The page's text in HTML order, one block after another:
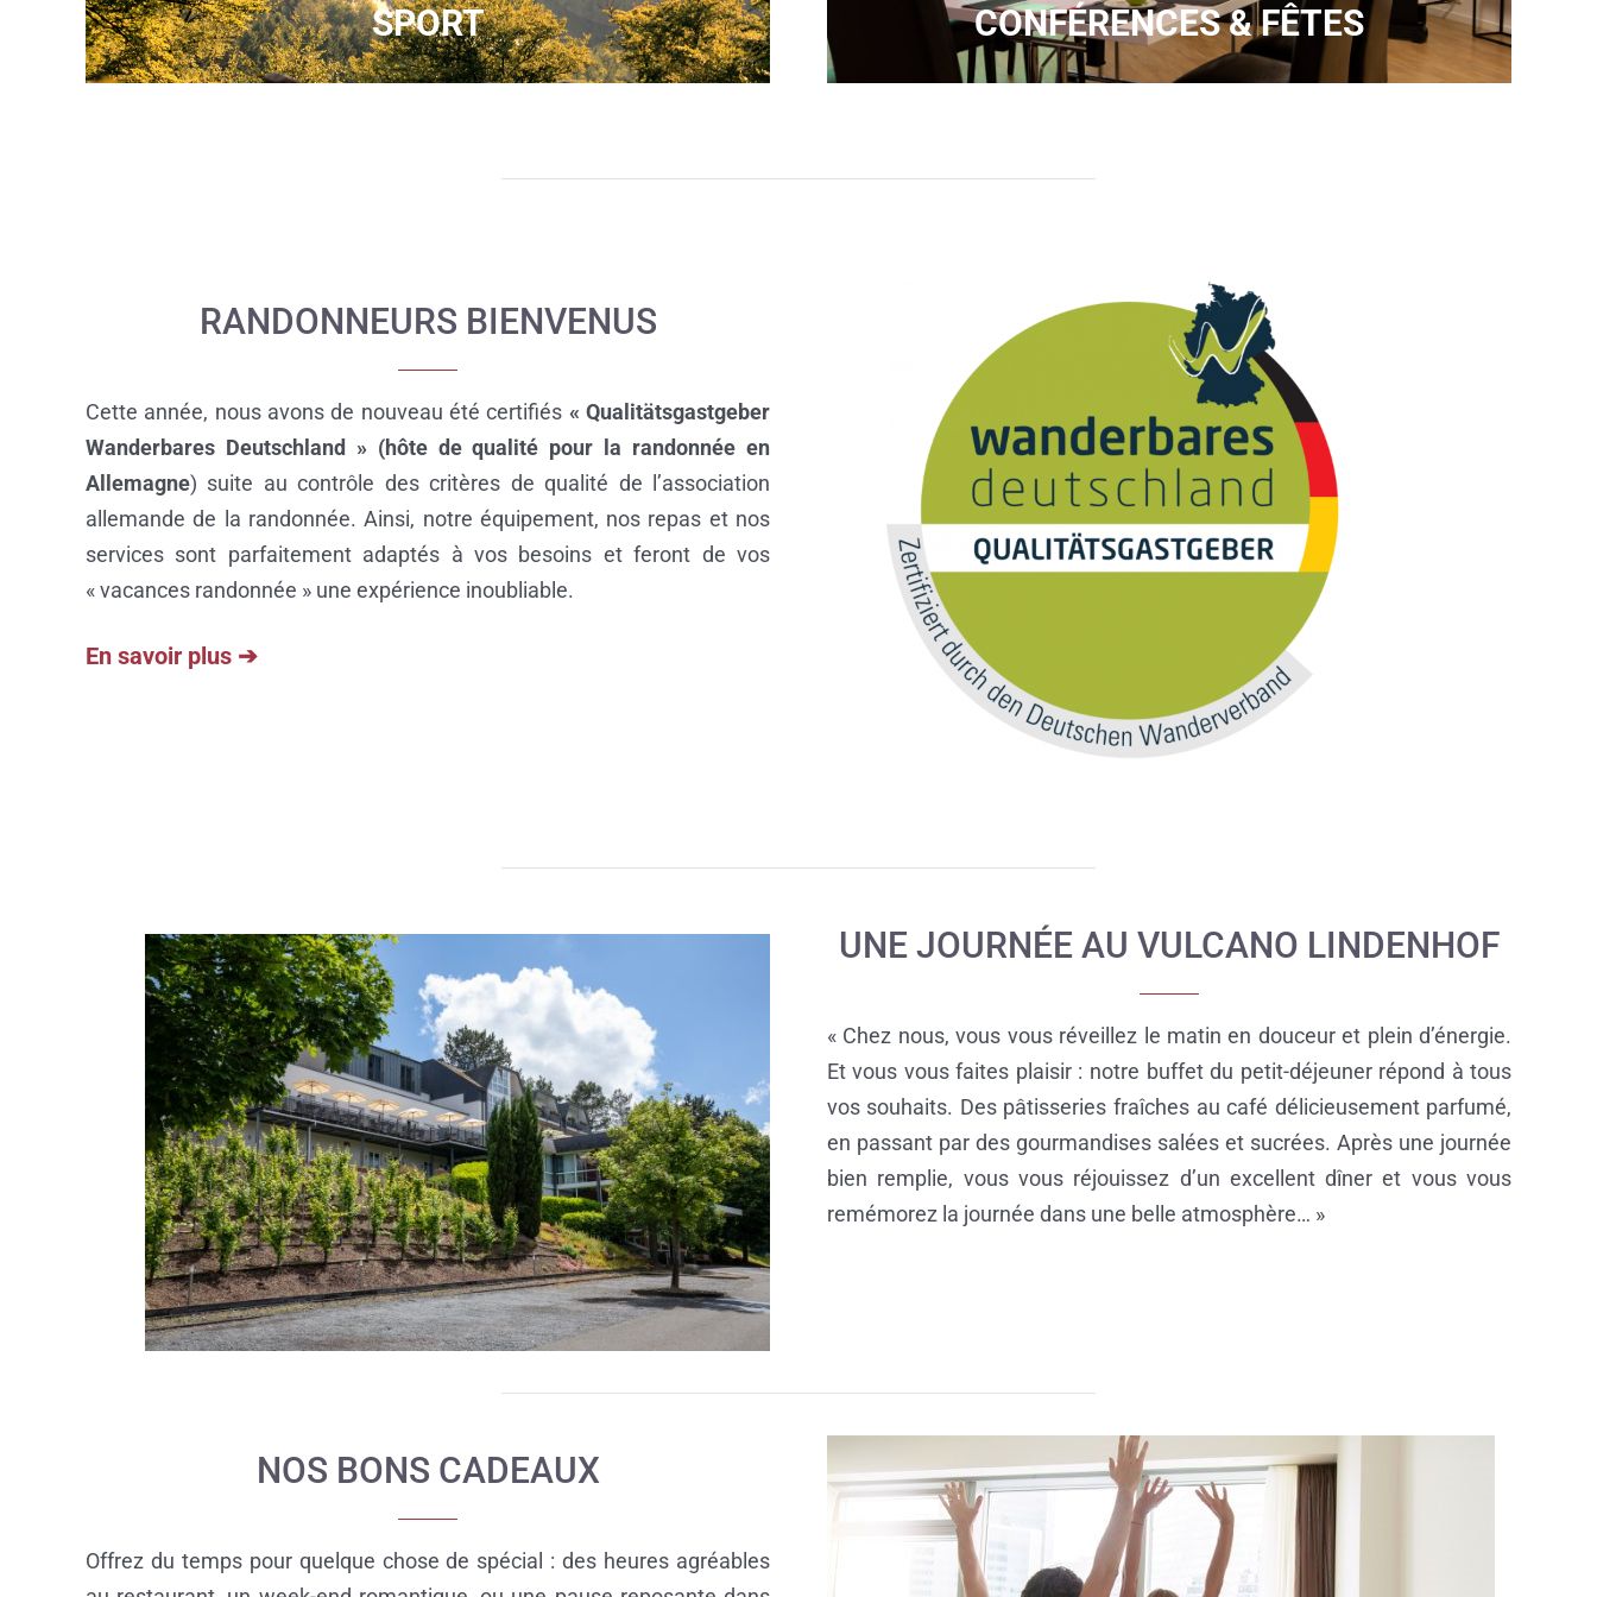
SPORT CONFÉRENCES & FÊTES
RANDONNEURS BIENVENUS
Cette année, nous avons de nouveau été certifiés « Qualitätsgastgeber
Wanderbares Deutschland » (hôte de qualité pour la randonnée en
Allemagne) suite au contrôle des critères de qualité de l’association
allemande de la randonnée. Ainsi, notre équipement, nos repas et nos
services sont parfaitement adaptés à vos besoins et feront de vos
« vacances randonnée » une expérience inoubliable.
En savoir plus ➔
UNE JOURNÉE AU VULCANO LINDENHOF
« Chez nous, vous vous réveillez le matin en douceur et plein d’énergie.
Et vous vous faites plaisir : notre buffet du petit-déjeuner répond à tous
vos souhaits. Des pâtisseries fraîches au café délicieusement parfumé,
en passant par des gourmandises salées et sucrées. Après une journée
bien remplie, vous vous réjouissez d’un excellent dîner et vous vous
remémorez la journée dans une belle atmosphère… »
NOS BONS CADEAUX
Offrez du temps pour quelque chose de spécial : des heures agréables